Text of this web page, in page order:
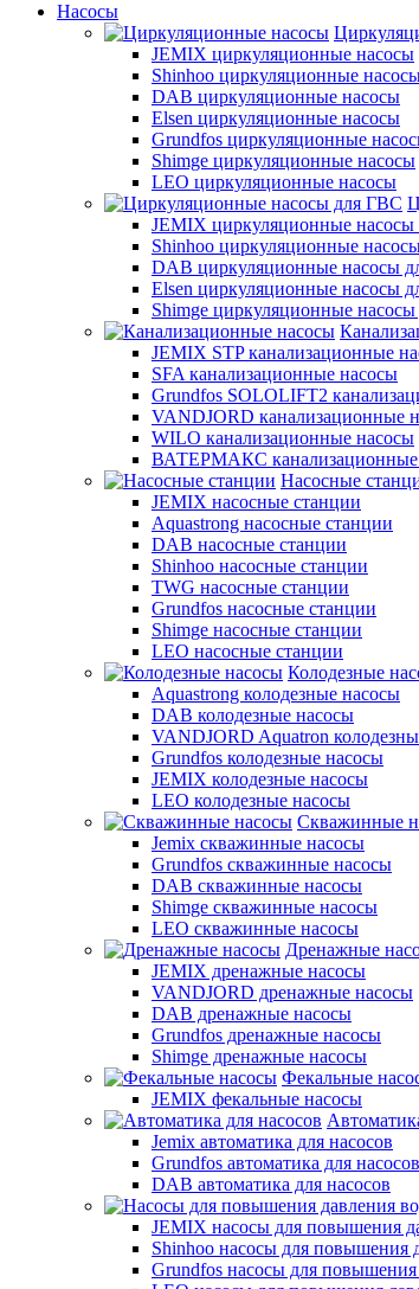
Насосы
JEMIX циркуляционные насосы
Shinhoo циркуляционные
DAB циркуляционные насосы
Elsen циркуляционные насосы
Grundfos циркуляционные
Shimge циркуляционные насосы
LEO циркуляционные насосы
JEMIX циркуляционные
Shinhoo циркуляционные
DAB циркуляционные насосы
Elsen циркуляционные насосы
Shimge циркуляционные
JEMIX STP канализационные
SFA канализационные насосы
Grundfos SOLOLIFT2
VANDJORD канализационные
WILO канализационные насосы
ВАТЕРМАКС канализационные
Насосные
JEMIX насосные станции
Aquastrong насосные станции
DAB насосные станции
Shinhoo насосные станции
TWG насосные станции
Grundfos насосные станции
Shimge насосные станции
LEO насосные станции
Колодезные
Aquastrong колодезные насосы
DAB колодезные насосы
VANDJORD Aquatron
Grundfos колодезные насосы
JEMIX колодезные насосы
LEO колодезные насосы
Скважинные
Jemix cкважинные насосы
Grundfos скважинные насосы
DAB скважинные насосы
Shimge скважинные насосы
LEO скважинные насосы
Дренажные
JEMIX дренажные насосы
VANDJORD дренажные насосы
DAB дренажные насосы
Grundfos дренажные насосы
Shimge дренажные насосы
Фекальные
JEMIX фекальные насосы
Jemix автоматика для насосов
Grundfos автоматика для насосов
DAB автоматика для насосов
JEMIX насосы для повышения
Shinhoo насосы для повышения
Grundfos насосы для